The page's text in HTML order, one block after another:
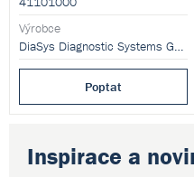
Inspirace a
Výrobce
DiaSys Diagnostic Systems GmbH
Poptat